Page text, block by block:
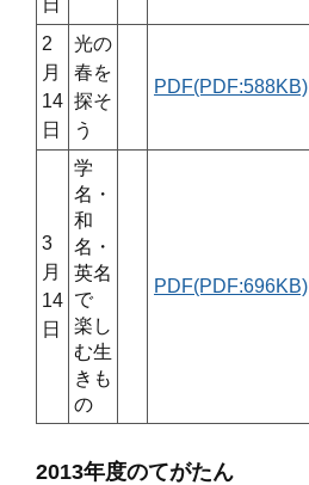
日
2
月
14
日
光の
春を
探そ
う
PDF(PDF:588KB)
3
月
14
日
学
名・
和
名・
英名
で
楽し
む生
きも
の
PDF(PDF:696KB)
2013年度のてがたん